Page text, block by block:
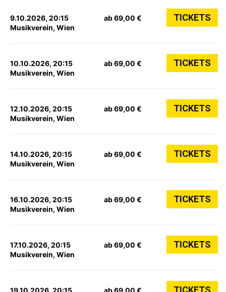
9.10.2026, 20:15
Musikverein, Wien
ab 69,00 € TICKETS
10.10.2026, 20:15
Musikverein, Wien
ab 69,00 € TICKETS
12.10.2026, 20:15
Musikverein, Wien
ab 69,00 € TICKETS
14.10.2026, 20:15
Musikverein, Wien
ab 69,00 € TICKETS
16.10.2026, 20:15
Musikverein, Wien
ab 69,00 € TICKETS
17.10.2026, 20:15
Musikverein, Wien
ab 69,00 € TICKETS
19.10.2026, 20:15 ab 69,00 € TICKETS